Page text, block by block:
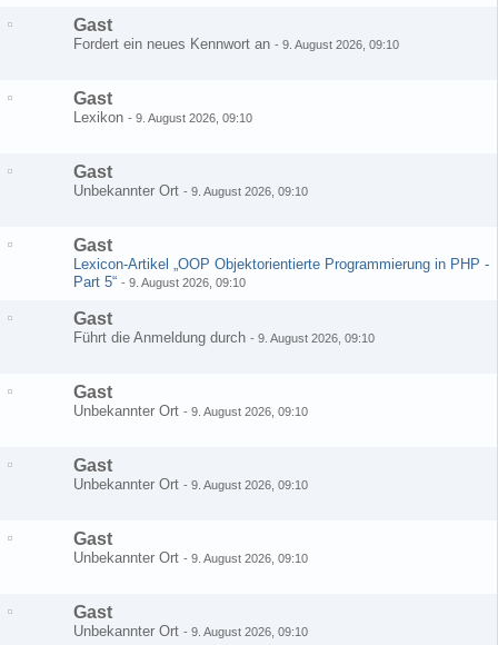
Gast
Fordert ein neues Kennwort an - 9. August 2026, 09:10
Gast
Lexikon - 9. August 2026, 09:10
Gast
Unbekannter Ort - 9. August 2026, 09:10
Gast
Lexicon-Artikel „OOP Objektorientierte Programmierung in PHP -
Part 5“ - 9. August 2026, 09:10
Gast
Führt die Anmeldung durch - 9. August 2026, 09:10
Gast
Unbekannter Ort - 9. August 2026, 09:10
Gast
Unbekannter Ort - 9. August 2026, 09:10
Gast
Unbekannter Ort - 9. August 2026, 09:10
Gast
Unbekannter Ort - 9. August 2026, 09:10